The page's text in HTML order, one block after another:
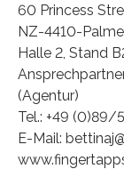
60 Princess
NZ-4410-
Halle 2, Stand
(Agentur)
Tel.: +49 (0)89/
E-Mail: